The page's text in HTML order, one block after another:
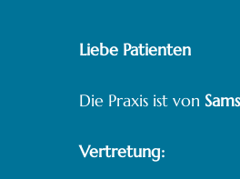
Liebe Patienten
Die Praxis ist von
Vertretung: